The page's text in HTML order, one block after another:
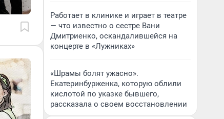
Работает в клинике и играет в театре
— что известно о сестре Вани
Дмитриенко, оскандалившейся на
концерте в «Лужниках»
«Шрамы болят ужасно».
Екатеринбурженка, которую облили
кислотой по указке бывшего,
рассказала о своем восстановлении